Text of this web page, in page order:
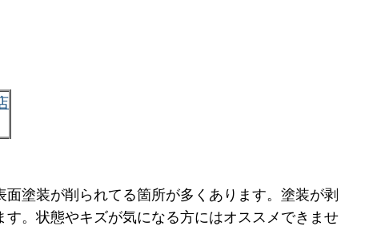
塗装が削られてる箇所が多くあります。塗装が剥
。状態やキズが気になる方にはオススメできませ